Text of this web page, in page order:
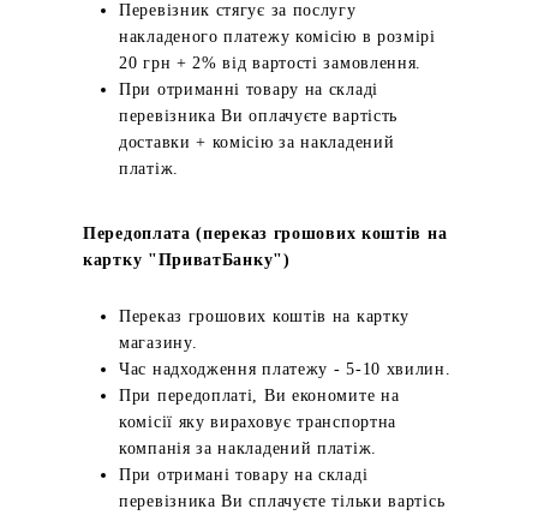
Перевізник стягує за послугу
накладеного платежу комісію в розмірі
20 грн + 2% від вартості замовлення.
При отриманні товару на складі
перевізника Ви оплачуєте вартість
доставки + комісію за накладений
платіж.
Передоплата (переказ грошових коштів на
картку "ПриватБанку")
Переказ грошових коштів на картку
магазину.
Час надходження платежу - 5-10 хвилин.
При передоплаті, Ви економите на
комісії яку вираховує транспортна
компанія за накладений платіж.
При отримані товару на складі
перевізника Ви сплачуєте тільки вартісь